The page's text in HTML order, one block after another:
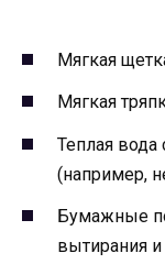
Мягкая
Мягкая
Теплая
(например,
Бумажные
вытирания